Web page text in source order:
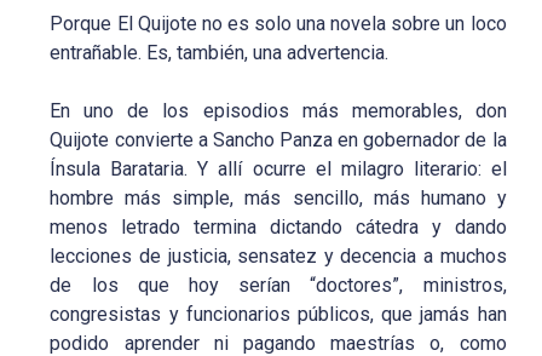
Porque El Quijote no es solo una novela sobre un loco
entrañable. Es, también, una advertencia.
En uno de los episodios más memorables, don
Quijote convierte a Sancho Panza en gobernador de la
Ínsula Barataria. Y allí ocurre el milagro literario: el
hombre más simple, más sencillo, más humano y
menos letrado termina dictando cátedra y dando
lecciones de justicia, sensatez y decencia a muchos
de los que hoy serían “doctores”, ministros,
congresistas y funcionarios públicos, que jamás han
podido aprender ni pagando maestrías o, como